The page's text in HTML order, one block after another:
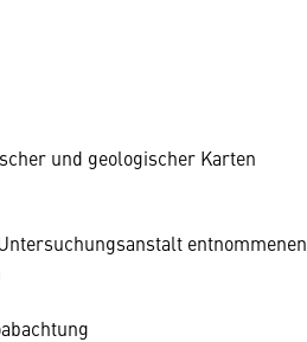
und geologischer Karten
entnommenen,